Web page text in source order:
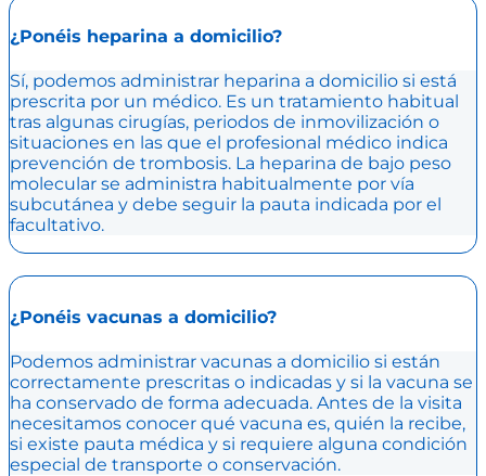
¿Ponéis heparina a domicilio?
Sí, podemos administrar heparina a domicilio si está
prescrita por un médico. Es un tratamiento habitual
tras algunas cirugías, periodos de inmovilización o
situaciones en las que el profesional médico indica
prevención de trombosis. La heparina de bajo peso
molecular se administra habitualmente por vía
subcutánea y debe seguir la pauta indicada por el
facultativo.
¿Ponéis vacunas a domicilio?
Podemos administrar vacunas a domicilio si están
correctamente prescritas o indicadas y si la vacuna se
ha conservado de forma adecuada. Antes de la visita
necesitamos conocer qué vacuna es, quién la recibe,
si existe pauta médica y si requiere alguna condición
especial de transporte o conservación.